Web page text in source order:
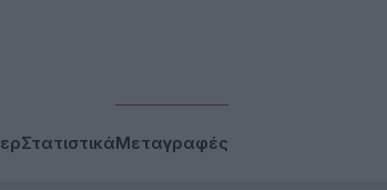
ΣτατιστικάΜεταγραφές